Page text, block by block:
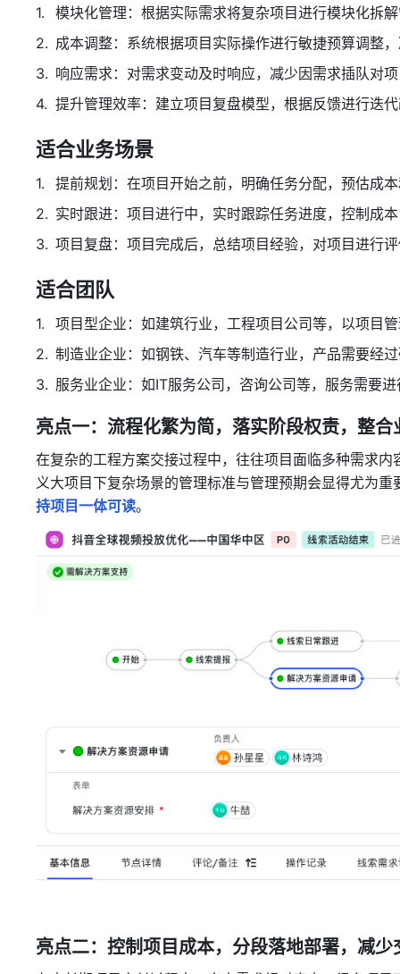
模块化管理：根据实际需求将复杂项目进行模块化拆
成本调整：系统根据项目实际操作进行敏捷预算调整
响应需求：对需求变动及时响应，减少因需求插队对
提升管理效率：建立项目复盘模型，根据反馈进行迭
适合业务场景
提前规划：在项目开始之前，明确任务分配，预估成
实时跟进：项目进行中，实时跟踪任务进度，控制成
项目复盘：项目完成后，总结项目经验，对项目进行
适合团队
项目型企业：如建筑行业，工程项目公司等，以项目
制造业企业：如钢铁、汽车等制造行业，产品需要经
服务业企业：如IT服务公司，咨询公司等，服务需要
亮点一： 流程化繁为简，落实阶段权责，整合
在复杂的工程方案交接过程中，往往项目面临多种需求
义大项目下复杂场景的管理标准与管理预期会显得尤为重
持项目一体可读。
亮点二： 控制项目成本，分段落地部署，减少